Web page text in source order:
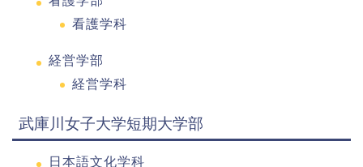
看護学科
経営学部
経営学科
武庫川女子大学短期大学部
日本語文化学科